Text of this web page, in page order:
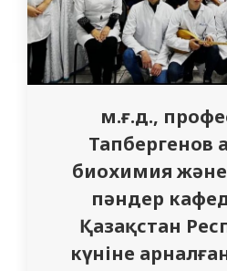
м.ғ.д.,
Тапбергенов
биохимия
пәндер
Қазақстан
күніне